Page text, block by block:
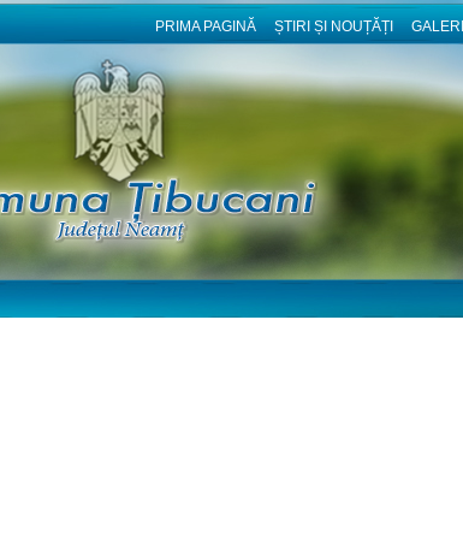
PRIMA PAGINĂ ȘTIRI ȘI NOUȚĂȚI